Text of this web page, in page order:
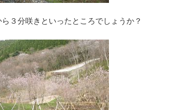
ら３分咲きといったところでしょうか？